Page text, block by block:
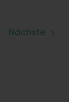
Nächste